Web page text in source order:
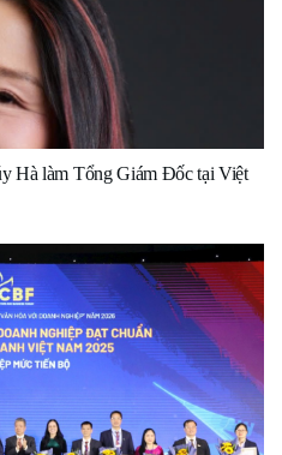
Hà làm Tổng Giám Đốc tại Việt